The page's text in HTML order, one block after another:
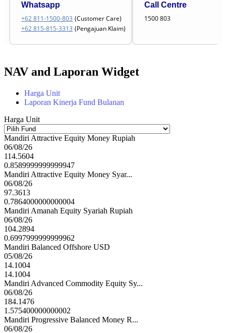
Whatsapp
+62 811-1500-803 (Customer Care)
+62 815-815-3313 (Pengajuan Klaim)
Call Centre
1500 803
NAV and Laporan Widget
Harga Unit
Laporan Kinerja Fund Bulanan
Harga Unit
Mandiri Attractive Equity Money Rupiah
06/08/26
114.5604
0.8589999999999947
Mandiri Attractive Equity Money Syar...
06/08/26
97.3613
0.7864000000000004
Mandiri Amanah Equity Syariah Rupiah
06/08/26
104.2894
0.6997999999999962
Mandiri Balanced Offshore USD
05/08/26
14.1004
14.1004
Mandiri Advanced Commodity Equity Sy...
06/08/26
184.1476
1.575400000000002
Mandiri Progressive Balanced Money R...
06/08/26